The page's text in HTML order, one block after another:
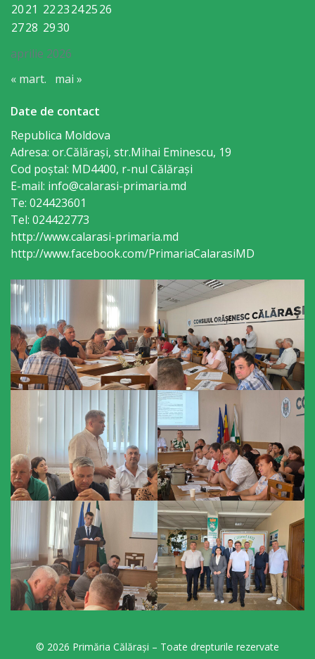
Școala
sportivă
„Mihai
Școala
Sportivă
Specializată
de
Rezerve
Olimpice
Călărași
Stadionul
orășenesc
Muzeul
Istorie
şi
Etnografie
„Dumitru
Scvorțov-
Russu”
or.
Călăraşi
Î.M.
aprilie 2026
2021 2223242526
2728 2930
« mart. mai »
Date de contact
Republica Moldova
Adresa: or.Călăraşi, str.Mihai Eminescu, 19
Cod poștal: MD4400, r-nul Călăraşi
E-mail: info@calarasi-primaria.md
Te: 024423601
Tel: 024422773
http://www.calarasi-primaria.md
http://www.facebook.com/PrimariaCalarasiMD
© 2026 Primăria Călărași – Toate drepturile rezervate